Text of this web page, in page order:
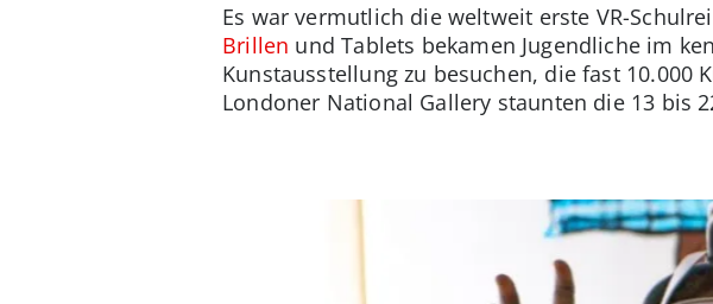
Es war vermutlich die weltweit erste VR-
Brillen und Tablets bekamen Jugendliche im
Kunstausstellung zu besuchen, die fast
Londoner National Gallery staunten die 13 bis